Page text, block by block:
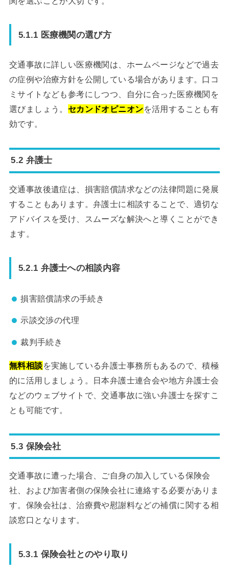
5.1.1 医療機関の選び方
交通事故に詳しい医療機関は、ホームページなどで過去
の症例や治療方針を公開している場合があります。口コ
ミサイトなども参考にしつつ、自分に合った医療機関を
選びましょう。 セカンドオピニオンを活用することも有
効です。
5.2 弁護士
交通事故後遺症は、損害賠償請求などの法律問題に発展
することもあります。弁護士に相談することで、適切な
アドバイスを受け、スムーズな解決へと導くことができ
ます。
5.2.1 弁護士への相談内容
損害賠償請求の手続き
示談交渉の代理
裁判手続き
無料相談を実施している弁護士事務所もあるので、積極
的に活用しましょう。日本弁護士連合会や地方弁護士会
などのウェブサイトで、交通事故に強い弁護士を探すこ
とも可能です。
5.3 保険会社
交通事故に遭った場合、ご自身の加入している保険会
社、および加害者側の保険会社に連絡する必要がありま
す。保険会社は、治療費や慰謝料などの補償に関する相
談窓口となります。
5.3.1 保険会社とのやり取り